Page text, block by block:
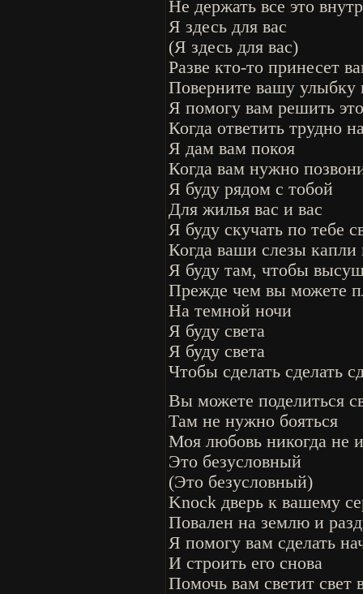
Не держать все это
Я здесь для вас
(Я здесь для вас)
Разве кто-то принесет
Поверните вашу улыбку
Я помогу вам решить это
Когда ответить трудно
Я дам вам покоя
Когда вам нужно
Я буду рядом с тобой
Для жилья вас и вас
Я буду скучать по тебе
Когда ваши слезы капли
Я буду там, чтобы
Прежде чем вы можете
На темной ночи
Я буду света
Я буду света
Чтобы сделать сделать
Вы можете поделиться
Там не нужно бояться
Моя любовь никогда не
Это безусловный
(Это безусловный)
Knock дверь к вашему
Повален на землю и
Я помогу вам сделать
И строить его снова
Помочь вам светит свет